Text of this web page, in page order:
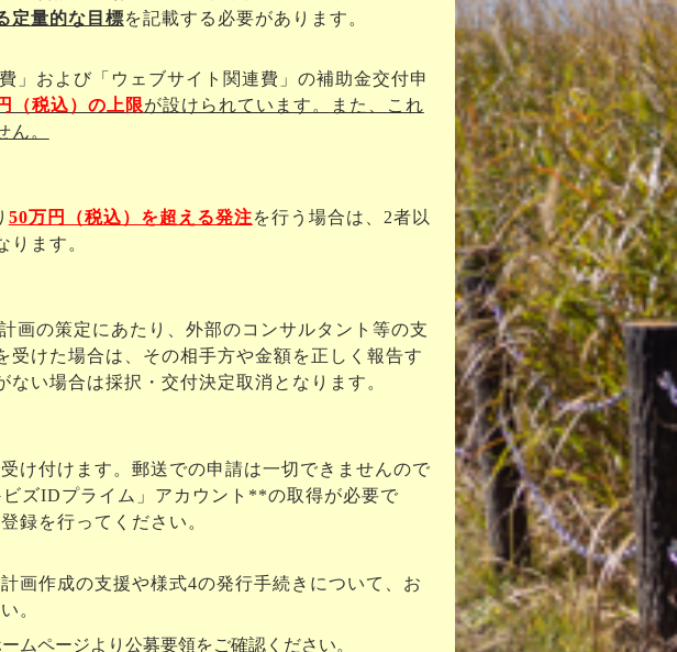
定量的な目標を記載する必要があります。
」および「ウェブサイト関連費」の補助金交付申
（税込）の上限が設けられています。
また、これ
ん。
50万円（税込）を超える発注を行う場合は、2者以
ります 。
画の策定にあたり、外部のコンサルタント等の支
受けた場合は、その相手方や金額を正しく報告す
ない場合は採択・交付決定取消となります 。
け付けます。郵送での申請は一切できませんので
ズIDプライム」アカウント**の取得が必要で
録を行ってください 。
画作成の支援や様式4の発行手続きについて、お
。
ムページより公募要領をご確認ください。